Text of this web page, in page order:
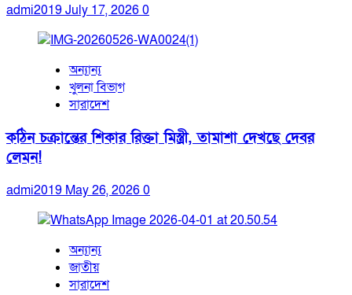
admi2019July 17, 20260
অন্যান্য
খুলনা বিভাগ
সারাদেশ
কঠিন চক্রান্তের শিকার রিক্তা মিস্ত্রী, তামাশা দেখছে দেবর
লেমন!
admi2019 May 26, 20260
অন্যান্য
জাতীয়
সারাদেশ